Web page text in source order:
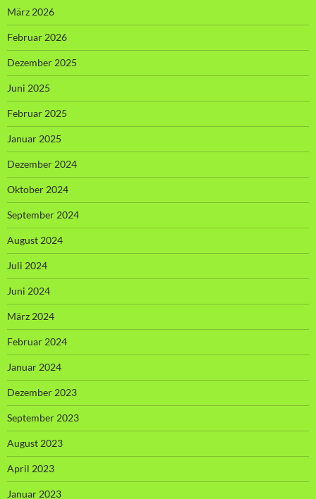
März 2026
Februar 2026
Dezember 2025
Juni 2025
Februar 2025
Januar 2025
Dezember 2024
Oktober 2024
September 2024
August 2024
Juli 2024
Juni 2024
März 2024
Februar 2024
Januar 2024
Dezember 2023
September 2023
August 2023
April 2023
Januar 2023